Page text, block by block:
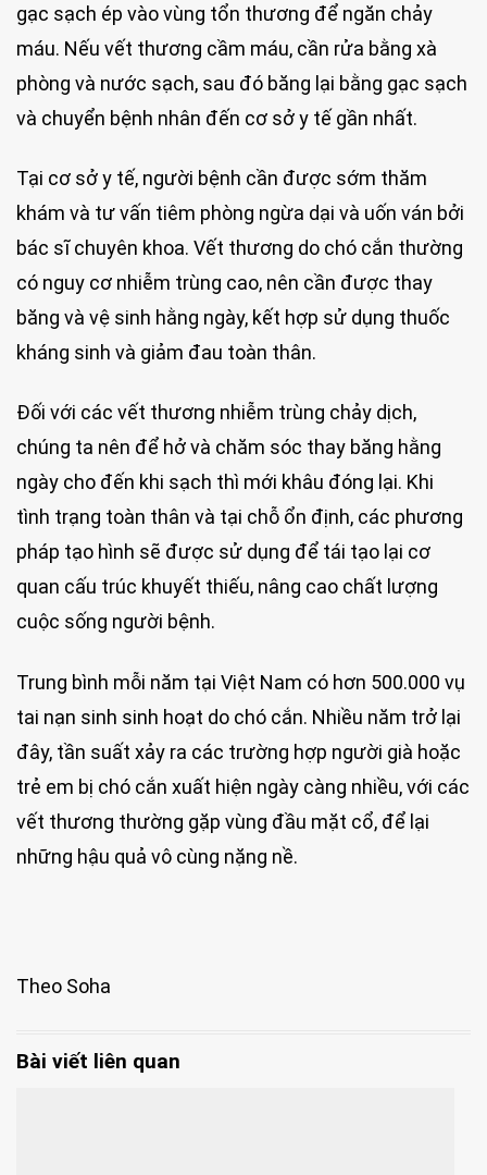
gạc sạch ép vào vùng tổn thương để ngăn chảy
máu. Nếu vết thương cầm máu, cần rửa bằng xà
phòng và nước sạch, sau đó băng lại bằng gạc sạch
và chuyển bệnh nhân đến cơ sở y tế gần nhất.
Tại cơ sở y tế, người bệnh cần được sớm thăm
khám và tư vấn tiêm phòng ngừa dại và uốn ván bởi
bác sĩ chuyên khoa. Vết thương do chó cắn thường
có nguy cơ nhiễm trùng cao, nên cần được thay
băng và vệ sinh hằng ngày, kết hợp sử dụng thuốc
kháng sinh và giảm đau toàn thân.
Đối với các vết thương nhiễm trùng chảy dịch,
chúng ta nên để hở và chăm sóc thay băng hằng
ngày cho đến khi sạch thì mới khâu đóng lại. Khi
tình trạng toàn thân và tại chỗ ổn định, các phương
pháp tạo hình sẽ được sử dụng để tái tạo lại cơ
quan cấu trúc khuyết thiếu, nâng cao chất lượng
cuộc sống người bệnh.
Trung bình mỗi năm tại Việt Nam có hơn 500.000 vụ
tai nạn sinh sinh hoạt do chó cắn. Nhiều năm trở lại
đây, tần suất xảy ra các trường hợp người già hoặc
trẻ em bị chó cắn xuất hiện ngày càng nhiều, với các
vết thương thường gặp vùng đầu mặt cổ, để lại
những hậu quả vô cùng nặng nề.
Theo Soha
Bài viết liên quan